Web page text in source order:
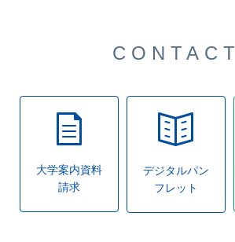
CONTACT
大学案内資料
請求
デジタルパン
フレット